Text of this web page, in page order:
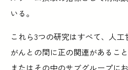
いる。
これら3つの研究はすべて、人
がんとの間に正の関連があるこ
またはその中のサブグループに